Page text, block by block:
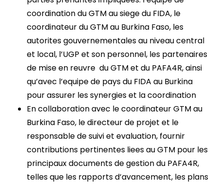
coordination du GTM au siege du FIDA, le
coordinateur du GTM au Burkina Faso, les
autorites gouvernementales au niveau central
et local, l’UGP et son personnel, les partenaires
de mise en reuvre du GTM et du PAFA4R, ainsi
qu’avec l’equipe de pays du FIDA au Burkina
pour assurer les synergies et la coordination
En collaboration avec le coordinateur GTM au
Burkina Faso, le directeur de projet et le
responsable de suivi et evaluation, fournir
contributions pertinentes liees au GTM pour les
principaux documents de gestion du PAFA4R,
telles que les rapports d’avancement, les plans